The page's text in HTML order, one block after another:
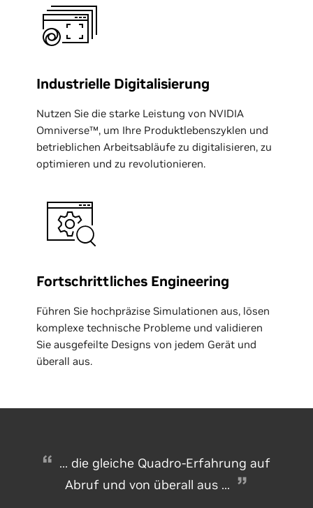
Industrielle Digitalisierung
Nutzen Sie die starke Leistung von NVIDIA
Omniverse™, um Ihre Produktlebenszyklen und
betrieblichen Arbeitsabläufe zu digitalisieren, zu
optimieren und zu revolutionieren.
Fortschrittliches Engineering
Führen Sie hochpräzise Simulationen aus, lösen
komplexe technische Probleme und validieren
Sie ausgefeilte Designs von jedem Gerät und
überall aus.
... die gleiche Quadro-Erfahrung auf
Abruf und von überall aus ...